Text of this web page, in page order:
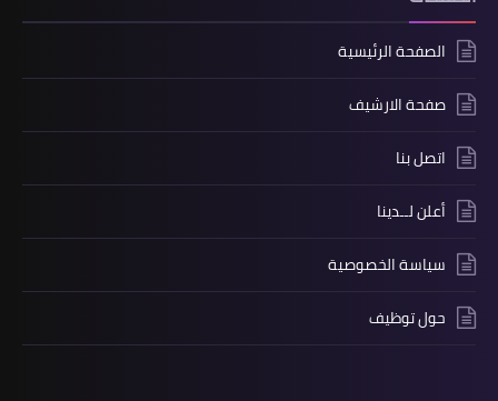
الصفحة الرئيسية
صفحة الارشيف
اتصل بنا
أعلن لــدينا
سياسة الخصوصية
حول توظيف